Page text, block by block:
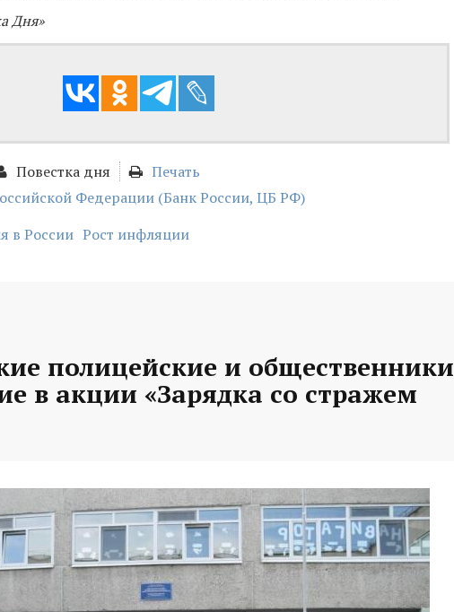
Дня»
Повестка дня
Печать
Федерации (Банк России, ЦБ РФ)
в России Рост инфляции
полицейские и общественники
в акции «Зарядка со стражем